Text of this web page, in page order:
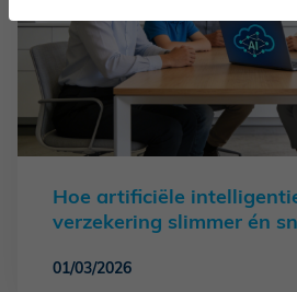
Hoe artificiële
verzekering slimmer én
01/03/2026